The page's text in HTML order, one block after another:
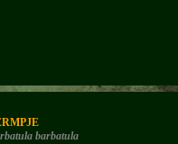
barbatula